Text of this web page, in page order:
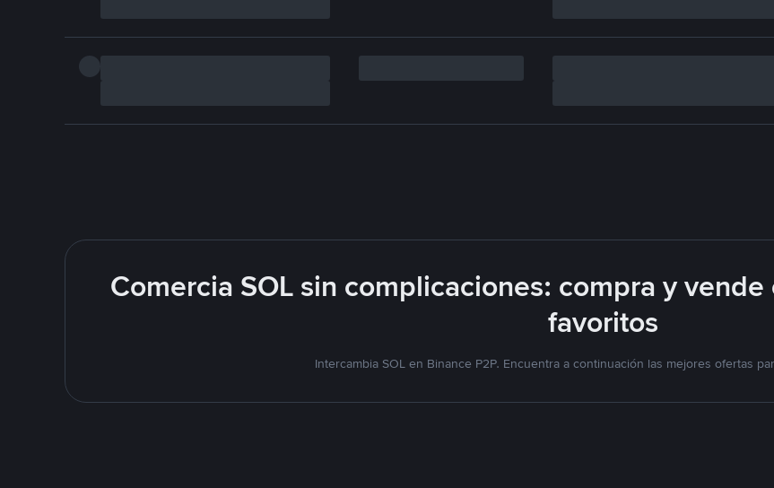
Comercia SOL sin complicaciones: compra y
favoritos
Intercambia SOL en Binance P2P. Encuentra a continuación las mejores ofertas